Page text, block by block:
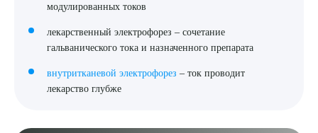
модулированных токов
лекарственный электрофорез – сочетание
гальванического тока и назначенного препарата
внутритканевой электрофорез – ток проводит
лекарство глубже